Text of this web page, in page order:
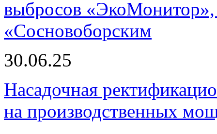
выбросов «ЭкоМонитор»,
«Сосновоборским
30.06.25
Насадочная
на производственных